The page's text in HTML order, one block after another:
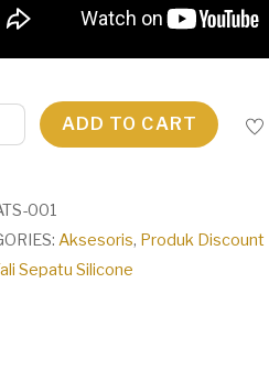
ADD TO CART
001
Aksesoris, Produk Discount
Sepatu Silicone